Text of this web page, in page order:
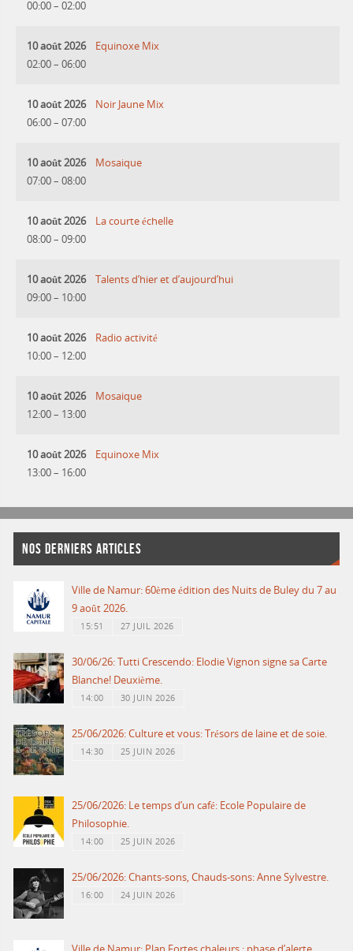
00:00– 02:00
10 août 2026
02:00– 06:00
Equinoxe Mix
10 août 2026
06:00– 07:00
Noir Jaune Mix
10 août 2026
07:00– 08:00
Mosaique
10 août 2026
08:00– 09:00
La courte échelle
10 août 2026
09:00– 10:00
Talents d’hier et d’aujourd’hui
10 août 2026
10:00– 12:00
Radio activité
10 août 2026
12:00– 13:00
Mosaique
10 août 2026
13:00– 16:00
Equinoxe Mix
NOS DERNIERS ARTICLES
Ville de Namur: 60ème édition des Nuits de Buley du 7 au
9 août 2026.
15:51 27 JUIL 2026
30/06/26: Tutti Crescendo: Elodie Vignon signe sa Carte
Blanche! Deuxième.
14:00 30 JUIN 2026
25/06/2026: Culture et vous: Trésors de laine et de soie.
14:30 25 JUIN 2026
25/06/2026: Le temps d’un café: Ecole Populaire de
Philosophie.
14:00 25 JUIN 2026
25/06/2026: Chants-sons, Chauds-sons: Anne Sylvestre.
16:00 24 JUIN 2026